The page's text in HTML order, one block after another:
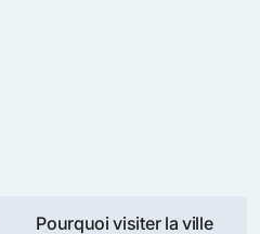
Pourquoi visiter la ville